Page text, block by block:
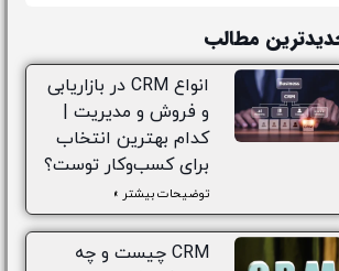
مطالب
انواع CRM در بازاریابی
و فروش و مدیریت |
کدام بهترین انتخاب
برای کسب‌وکار توست؟
توضیحات بیشتر »
CRM چیست و چه